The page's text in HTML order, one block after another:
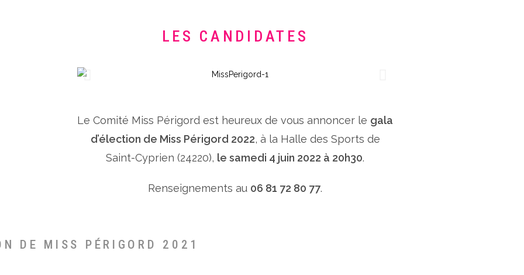
LES CANDIDATES
Le Comité Miss Périgord est heureux de vous annoncer le gala
d’élection de Miss Périgord 2022, à la Halle des Sports de
Saint-Cyprien (24220), le samedi 4 juin 2022 à 20h30.
Renseignements au 06 81 72 80 77.
DE MISS PÉRIGORD 2021